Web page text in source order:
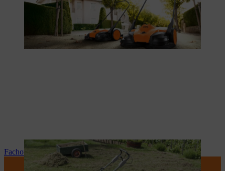
Fachowy serwis i naprawy